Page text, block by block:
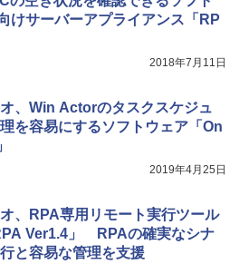
けサーバーアプライアンス「RP
2018年7月11日
、Win Actorのタスクスケジュ
を容易にするソフトウェア「On
2019年4月25日
、RPA専用リモート実行ツール
Ver1.4」 RPAの確実なシナ
と容易な管理を支援